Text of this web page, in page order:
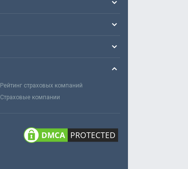
Рейтинг страховых компаний
Страховые компании